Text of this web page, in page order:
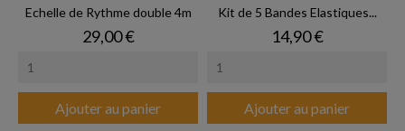
Echelle de Rythme double 4m
Prix
29,00 €
Ajouter au panier
Kit de 5 Bandes Elastiques...
Prix
14,90 €
Ajouter au panier